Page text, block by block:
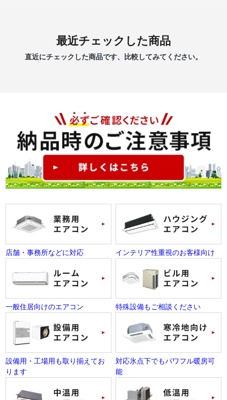
最近チェックした商品
直近にチェックした商品です、比較してみてください。
店舗・事務所などに対応 インテリア性重視のお客様向け
一般住居向けのエアコン 特殊設備もご相談ください
設備用・工場用も取り揃えてお
ります
対応氷点下でもパワフル暖房可
能